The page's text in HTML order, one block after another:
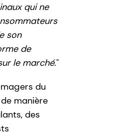
qui ne
son
de
le marché."
du
manière
des